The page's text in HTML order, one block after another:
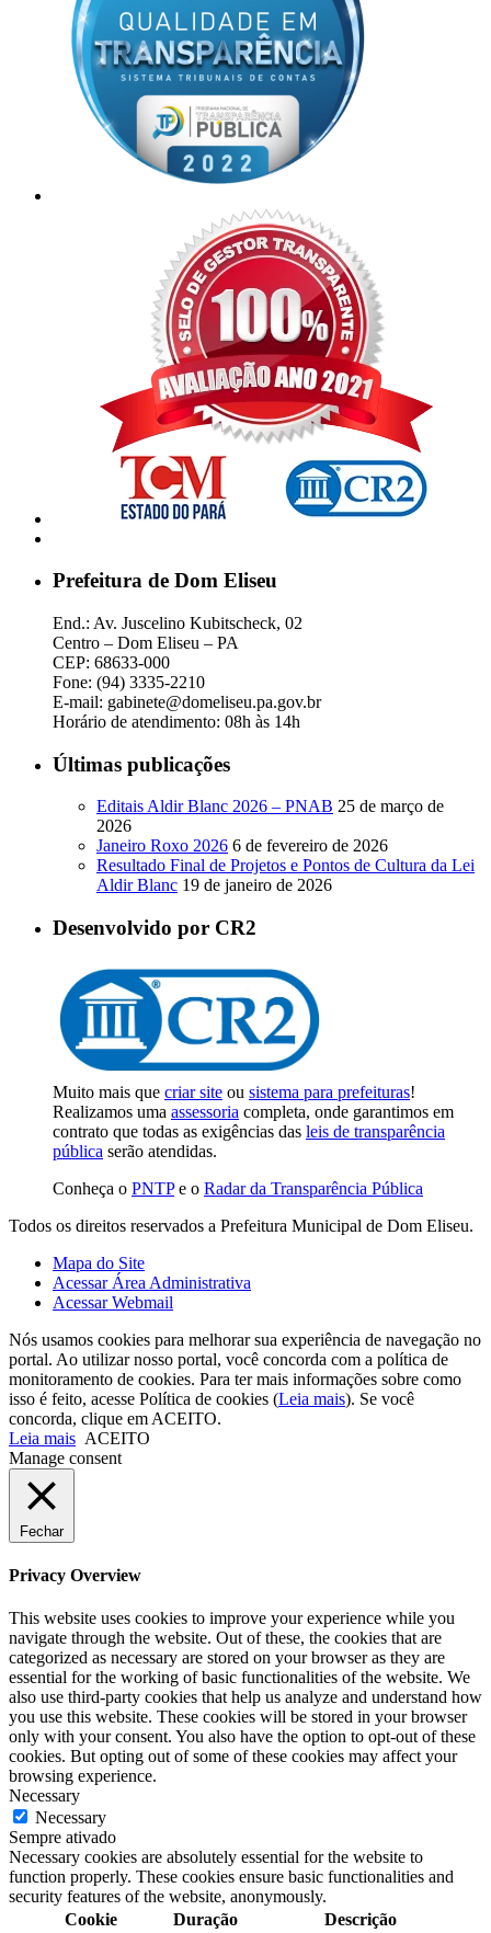
Prefeitura de Dom Eliseu
End.: Av. Juscelino Kubitscheck, 02
Centro – Dom Eliseu – PA
CEP: 68633-000
Fone: (94) 3335-2210
E-mail: gabinete@domeliseu.pa.gov.br
Horário de atendimento: 08h às 14h
Últimas publicações
Editais Aldir Blanc 2026 – PNAB 25 de março de
2026
Janeiro Roxo 2026 6 de fevereiro de 2026
Resultado Final de Projetos e Pontos de Cultura da Lei
Aldir Blanc 19 de janeiro de 2026
Desenvolvido por CR2
Muito mais que criar site ou sistema para prefeituras!
Realizamos uma assessoria completa, onde garantimos em
contrato que todas as exigências das leis de transparência
pública serão atendidas.
Conheça o PNTPe o Radar da Transparência Pública
Todos os direitos reservados a Prefeitura Municipal de Dom Eliseu.
Mapa do Site
Acessar Área Administrativa
Acessar Webmail
Nós usamos cookies para melhorar sua experiência de navegação no
portal. Ao utilizar nosso portal, você concorda com a política de
monitoramento de cookies. Para ter mais informações sobre como
isso é feito, acesse Política de cookies (Leia mais). Se você
concorda, clique em ACEITO.
Leia mais ACEITO
Manage consent
Fechar
Privacy Overview
This website uses cookies to improve your experience while you
navigate through the website. Out of these, the cookies that are
categorized as necessary are stored on your browser as they are
essential for the working of basic functionalities of the website. We
also use third-party cookies that help us analyze and understand how
you use this website. These cookies will be stored in your browser
only with your consent. You also have the option to opt-out of these
cookies. But opting out of some of these cookies may affect your
browsing experience.
Necessary
Necessary
Sempre ativado
Necessary cookies are absolutely essential for the website to
function properly. These cookies ensure basic functionalities and
security features of the website, anonymously.
Cookie
Duração Descrição